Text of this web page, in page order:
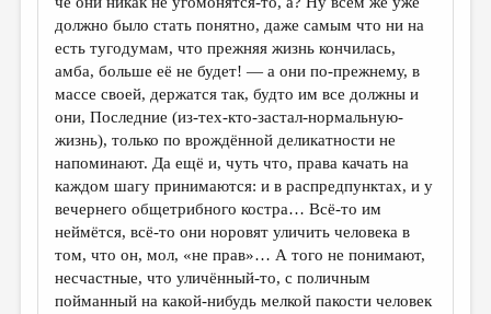
должно было стать понятно, даже самым что ни на
есть тугодумам, что прежняя жизнь кончилась,
амба, больше её не будет! — а они по-прежнему, в
массе своей, держатся так, будто им все должны и
они, Последние (из-тех-кто-застал-нормальную-
жизнь), только по врождённой деликатности не
напоминают. Да ещё и, чуть что, права качать на
каждом шагу принимаются: и в распредпунктах, и у
вечернего общетрибного костра… Всё-то им
неймётся, всё-то они норовят уличить человека в
том, что он, мол, «не прав»… А того не понимают,
несчастные, что уличённый-то, с поличным
пойманный на какой-нибудь мелкой пакости человек